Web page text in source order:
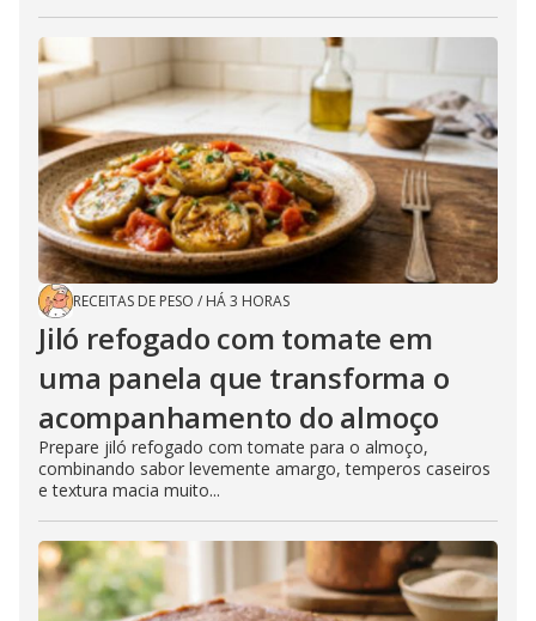
RECEITAS DE PESO / HÁ 3 HORAS
Jiló refogado com tomate em
uma panela que transforma o
acompanhamento do almoço
Prepare jiló refogado com tomate para o almoço,
combinando sabor levemente amargo, temperos caseiros
e textura macia muito...